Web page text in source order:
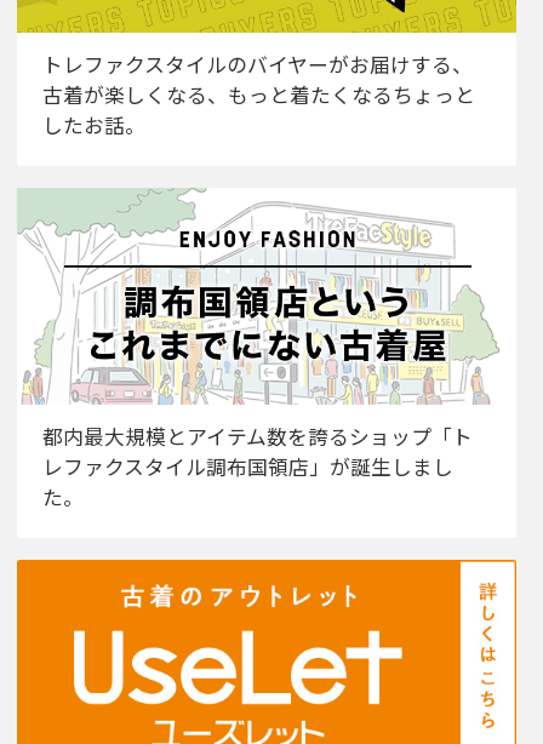
トレファクスタイルのバイヤーがお届けする、
古着が楽しくなる、もっと着たくなるちょっと
したお話。
都内最大規模とアイテム数を誇るショップ「ト
レファクスタイル調布国領店」が誕生しまし
た。